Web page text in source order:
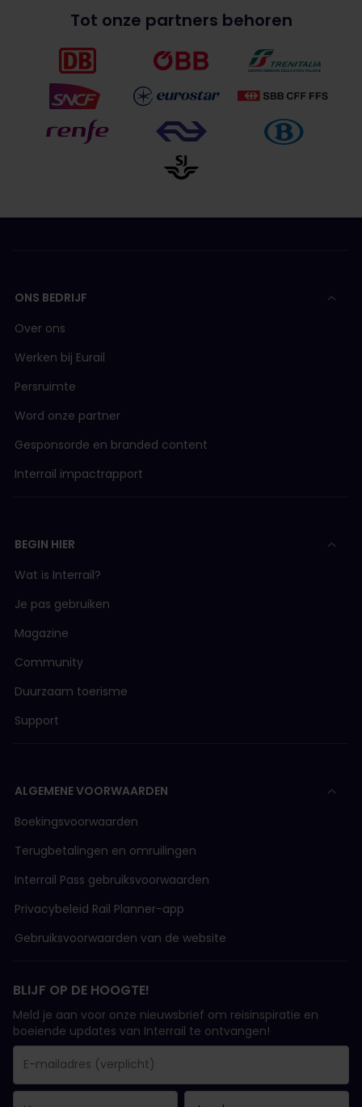
Tot onze partners behoren
ONS BEDRIJF
Over ons
Werken bij Eurail
Persruimte
Word onze partner
Gesponsorde en branded content
Interrail impactrapport
BEGIN HIER
Wat is Interrail?
Je pas gebruiken
Magazine
Community
Duurzaam toerisme
Support
ALGEMENE VOORWAARDEN
Boekingsvoorwaarden
Terugbetalingen en omruilingen
Interrail Pass gebruiksvoorwaarden
Privacybeleid Rail Planner-app
Gebruiksvoorwaarden van de website
BLIJF OP DE HOOGTE!
Meld je aan voor onze nieuwsbrief om reisinspiratie en
boeiende updates van Interrail te ontvangen!